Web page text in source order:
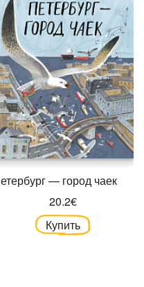
— город чаек
20.2€
Купить